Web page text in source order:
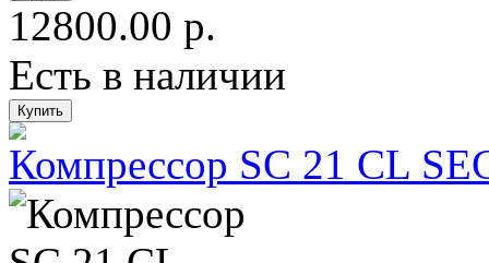
12800.00 р.
Есть в наличии
Компрессор SC 21 CL